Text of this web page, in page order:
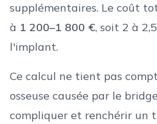
supplémentaires. Le coût
à 1 200–1 800 €, soit 2 à
l'implant.
Ce calcul ne tient pas
osseuse causée par le
compliquer et renchérir un